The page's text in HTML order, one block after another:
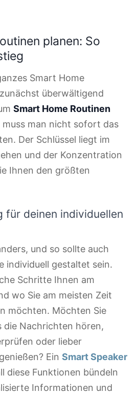
planen: So
Smart Home
überwältigend
Smart Home Routinen
muss man nicht sofort das
Der Schlüssel liegt im
und der Konzentration
Ihnen den größten
für deinen individuellen
und so sollte auch
individuell gestaltet sein.
Schritte Ihnen am
wo Sie am meisten Zeit
möchten. Möchten Sie
die Nachrichten hören,
oder lieber
Ein Smart Speaker
diese Funktionen bündeln
Informationen und